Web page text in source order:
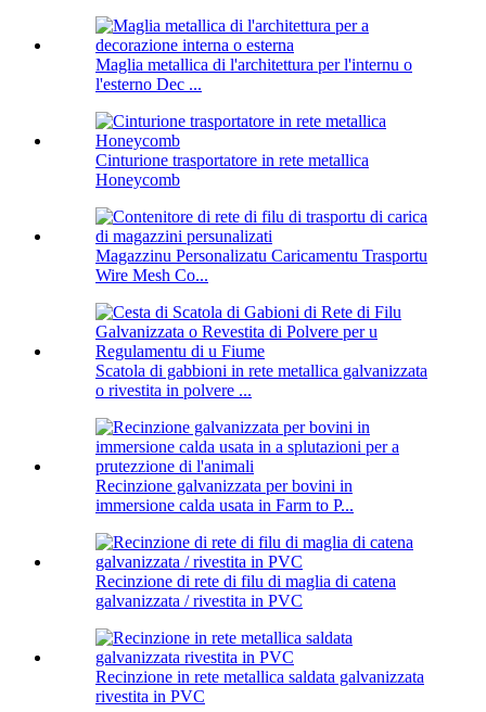
Maglia metallica di l'architettura per l'internu o
l'esterno Dec ...
Cinturione trasportatore in rete metallica
Honeycomb
Magazzinu Personalizatu Caricamentu Trasportu
Wire Mesh Co...
Scatola di gabbioni in rete metallica galvanizzata
o rivestita in polvere ...
Recinzione galvanizzata per bovini in
immersione calda usata in Farm to P...
Recinzione di rete di filu di maglia di catena
galvanizzata / rivestita in PVC
Recinzione in rete metallica saldata galvanizzata
rivestita in PVC